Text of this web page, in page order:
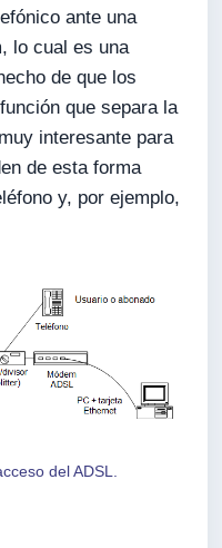
ante una
lo cual es una
de que los
que separa la
interesante para
de esta forma
y, por ejemplo,
del ADSL.